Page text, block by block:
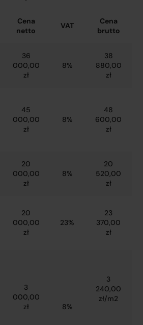
Cena
netto
VAT
Cena
brutto
36
000,00
zł
8%
38
880,00
zł
45
000,00
zł
8%
48
600,00
zł
20
000,00
zł
8%
20
520,00
zł
20
000,00
zł
23%
23
370,00
zł
3
000,00
zł
8%
3
240,00
zł/m2